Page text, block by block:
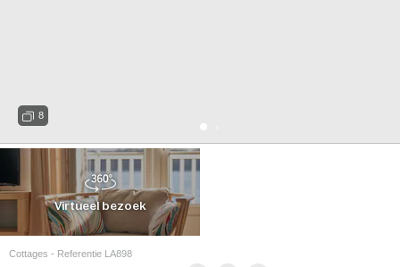
8
Virtueel bezoek
Cottages - Referentie LA898